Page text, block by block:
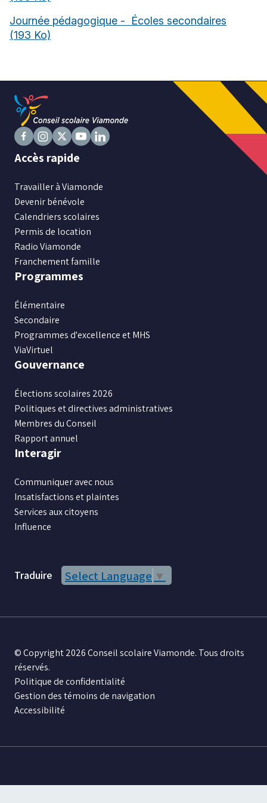
RECHERCHER
Journée pédagogique - Écoles secondaires
(193 Ko)
Suivez
sur
Facebook
Suivez
sur
Instagram
Suivez
nous
sur
X
Suivez
sur
Accès rapide
Travailler à Viamonde
Devenir bénévole
Calendriers scolaires
Permis de location
Radio Viamonde
Franchement famille
Programmes
Élémentaire
Secondaire
Programmes d'excellence et MHS
ViaVirtuel
Gouvernance
Élections scolaires 2026
Politiques et directives administratives
Membres du Conseil
Rapport annuel
Interagir
Communiquer avec nous
Insatisfactions et plaintes
Services aux citoyens
Influence
Traduire Select Language ▼
© Copyright 2026 Conseil scolaire Viamonde. Tous droits
réservés.
Politique de confidentialité
Gestion des témoins de navigation
Accessibilité